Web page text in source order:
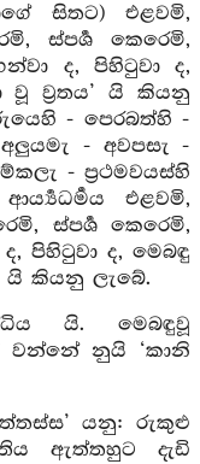
සිතට) එළවමි,
ස්පර්‍ශ කෙරෙමි,
ද, පිහිටුවා ද,
වූ ව්‍රතය’ යි කියනු
- පෙරබත්හි -
- අවපසැ -
- ප්‍රථමවයස්හි
එළවමි,
ස්පර්‍ශ කෙරෙමි,
පිහිටුවා ද, මෙබඳු
යි කියනු ලැබේ.
යි. මෙබඳුවූ
වන්නේ නුයි ‘කානි
යනු: රුකුළු
ඇත්තහුට දැඩි